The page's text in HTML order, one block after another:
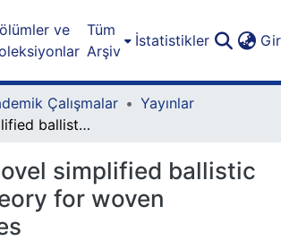
ve
Tüm
Arşiv
İstatistikler
Çalışmalar
Yayınlar
A novel simplified ballistic impact theory for woven composites
simplified ballistic
for woven